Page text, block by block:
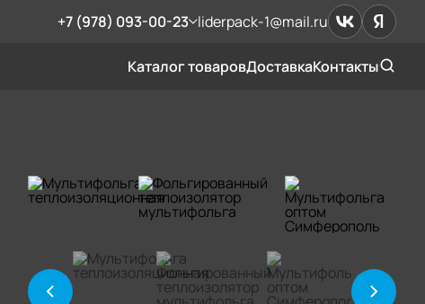
+7 (978) 093-00-23 liderpack-1@mail.ru
Каталог товаровДоставкаКонтакты